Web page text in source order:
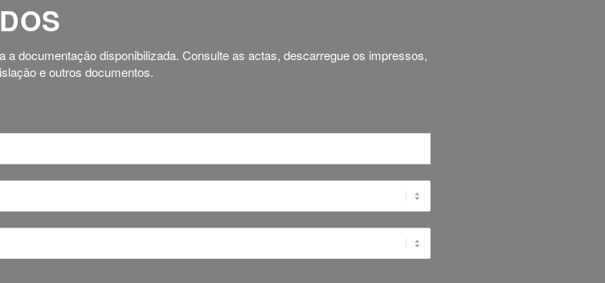
a documentação disponibilizada. Consulte as actas, descarregue os impressos,
e outros documentos.